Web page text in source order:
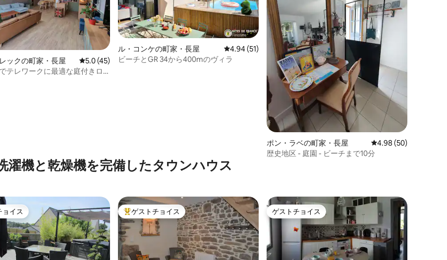
5.0つ星の平均評価
ックの町家・長屋 レビュー45件、5つ星中5.0つ星の平均評価
5.0 (45)
テレワークに最適な庭付きロ
ル・コンケの町家・長屋 レビュー51件、5つ星中4.94つ星の平均評価
4.94 (51)
ビーチとGR 34から400mのヴィラ
ポン・ラベの町家・長屋 レビュー50件、5つ星
4.98 (50)
歴史地区 - 庭園 - ビーチまで10分
濯機と乾燥機を完備したタウンハウス
ョイス
ョイス 大好評のゲストチョイスです。
ゲストチョイス ゲストチョイス
ゲストチョイス